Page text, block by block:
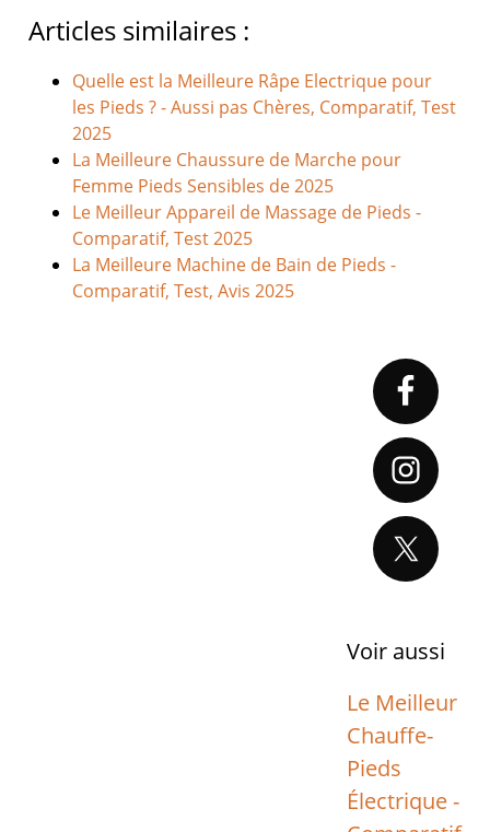
Articles similaires :
Quelle est la Meilleure Râpe Electrique pour
les Pieds ? - Aussi pas Chères, Comparatif, Test
2025
La Meilleure Chaussure de Marche pour
Femme Pieds Sensibles de 2025
Le Meilleur Appareil de Massage de Pieds -
Comparatif, Test 2025
La Meilleure Machine de Bain de Pieds -
Comparatif, Test, Avis 2025
Primary
Sidebar
Voir aussi
Le Meilleur
Chauffe-
Pieds
Électrique -